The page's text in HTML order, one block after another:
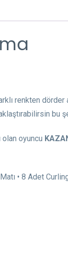
renkten dörder
bu
olan oyuncu
• 8 Adet